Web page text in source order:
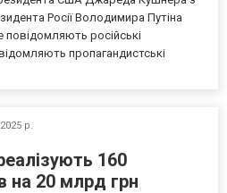
Росії Володимира Путіна
російські
пропагандистські
р.
160
на 20 млрд грн